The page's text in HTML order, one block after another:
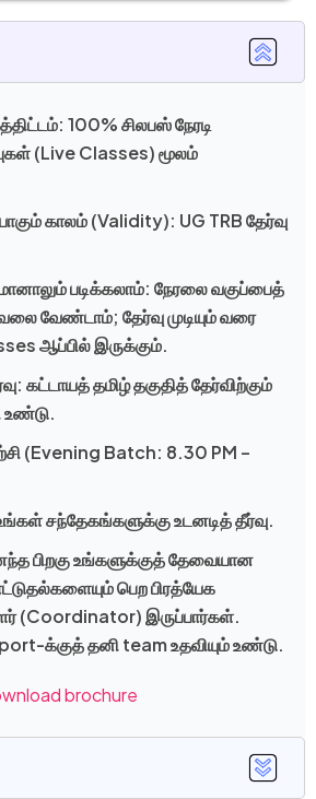
100% சிலபஸ் நேரடி
(Live Classes) மூலம்
காலம் (Validity): UG TRB தேர்வு
படிக்கலாம்: நேரலை வகுப்பைத்
வேண்டாம்; தேர்வு முடியும் வரை
ஆப்பில் இருக்கும்.
கட்டாயத் தமிழ் தகுதித் தேர்விற்கும்
உண்டு.
(Evening Batch: 8.30 PM –
சந்தேகங்களுக்கு உடனடித் தீர்வு.
பிறகு உங்களுக்குத் தேவையான
பெற பிரத்யேக
(Coordinator) இருப்பார்கள்.
க்குத் தனி team உதவியும் உண்டு.
brochure